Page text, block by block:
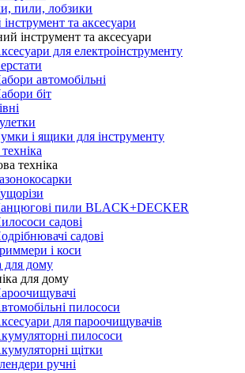
пили, лобзики
та аксесуари
інструмент та аксесуари
для електроінструменту
автомобільні
біт
і ящики для інструменту
техніка
пили BLACK+DECKER
садові
садові
і коси
для дому
для дому
пилососи
для пароочищувачів
пилососи
щітки
ручні